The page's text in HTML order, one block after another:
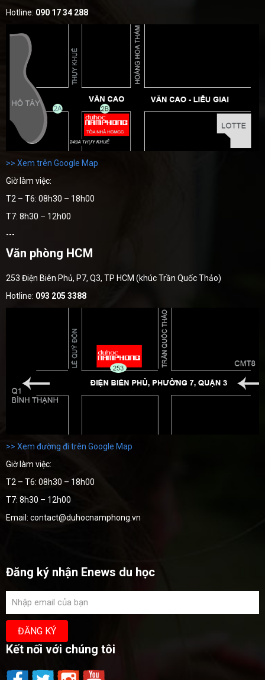
Hotline: 090 17 34 288
>> Xem trên Google Map
Giờ làm việc:
T2 – T6: 08h30 – 18h00
T7: 8h30 – 12h00
---
Văn phòng HCM
253 Điện Biên Phủ, P7, Q3, TP HCM (khúc Trần Quốc Thảo)
Hotline: 093 205 3388
>> Xem đường đi trên Google Map
Giờ làm việc:
T2 – T6: 08h30 – 18h00
T7: 8h30 – 12h00
Email: contact@duhocnamphong.vn
Đăng ký nhận Enews du học
Kết nối với chúng tôi